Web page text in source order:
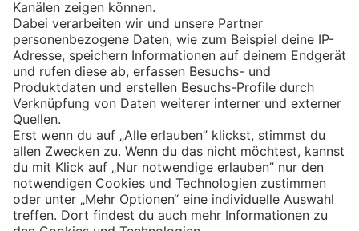
Eishockey